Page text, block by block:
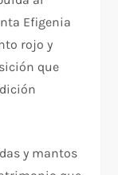
Efigenia
rojo y
que
y mantos